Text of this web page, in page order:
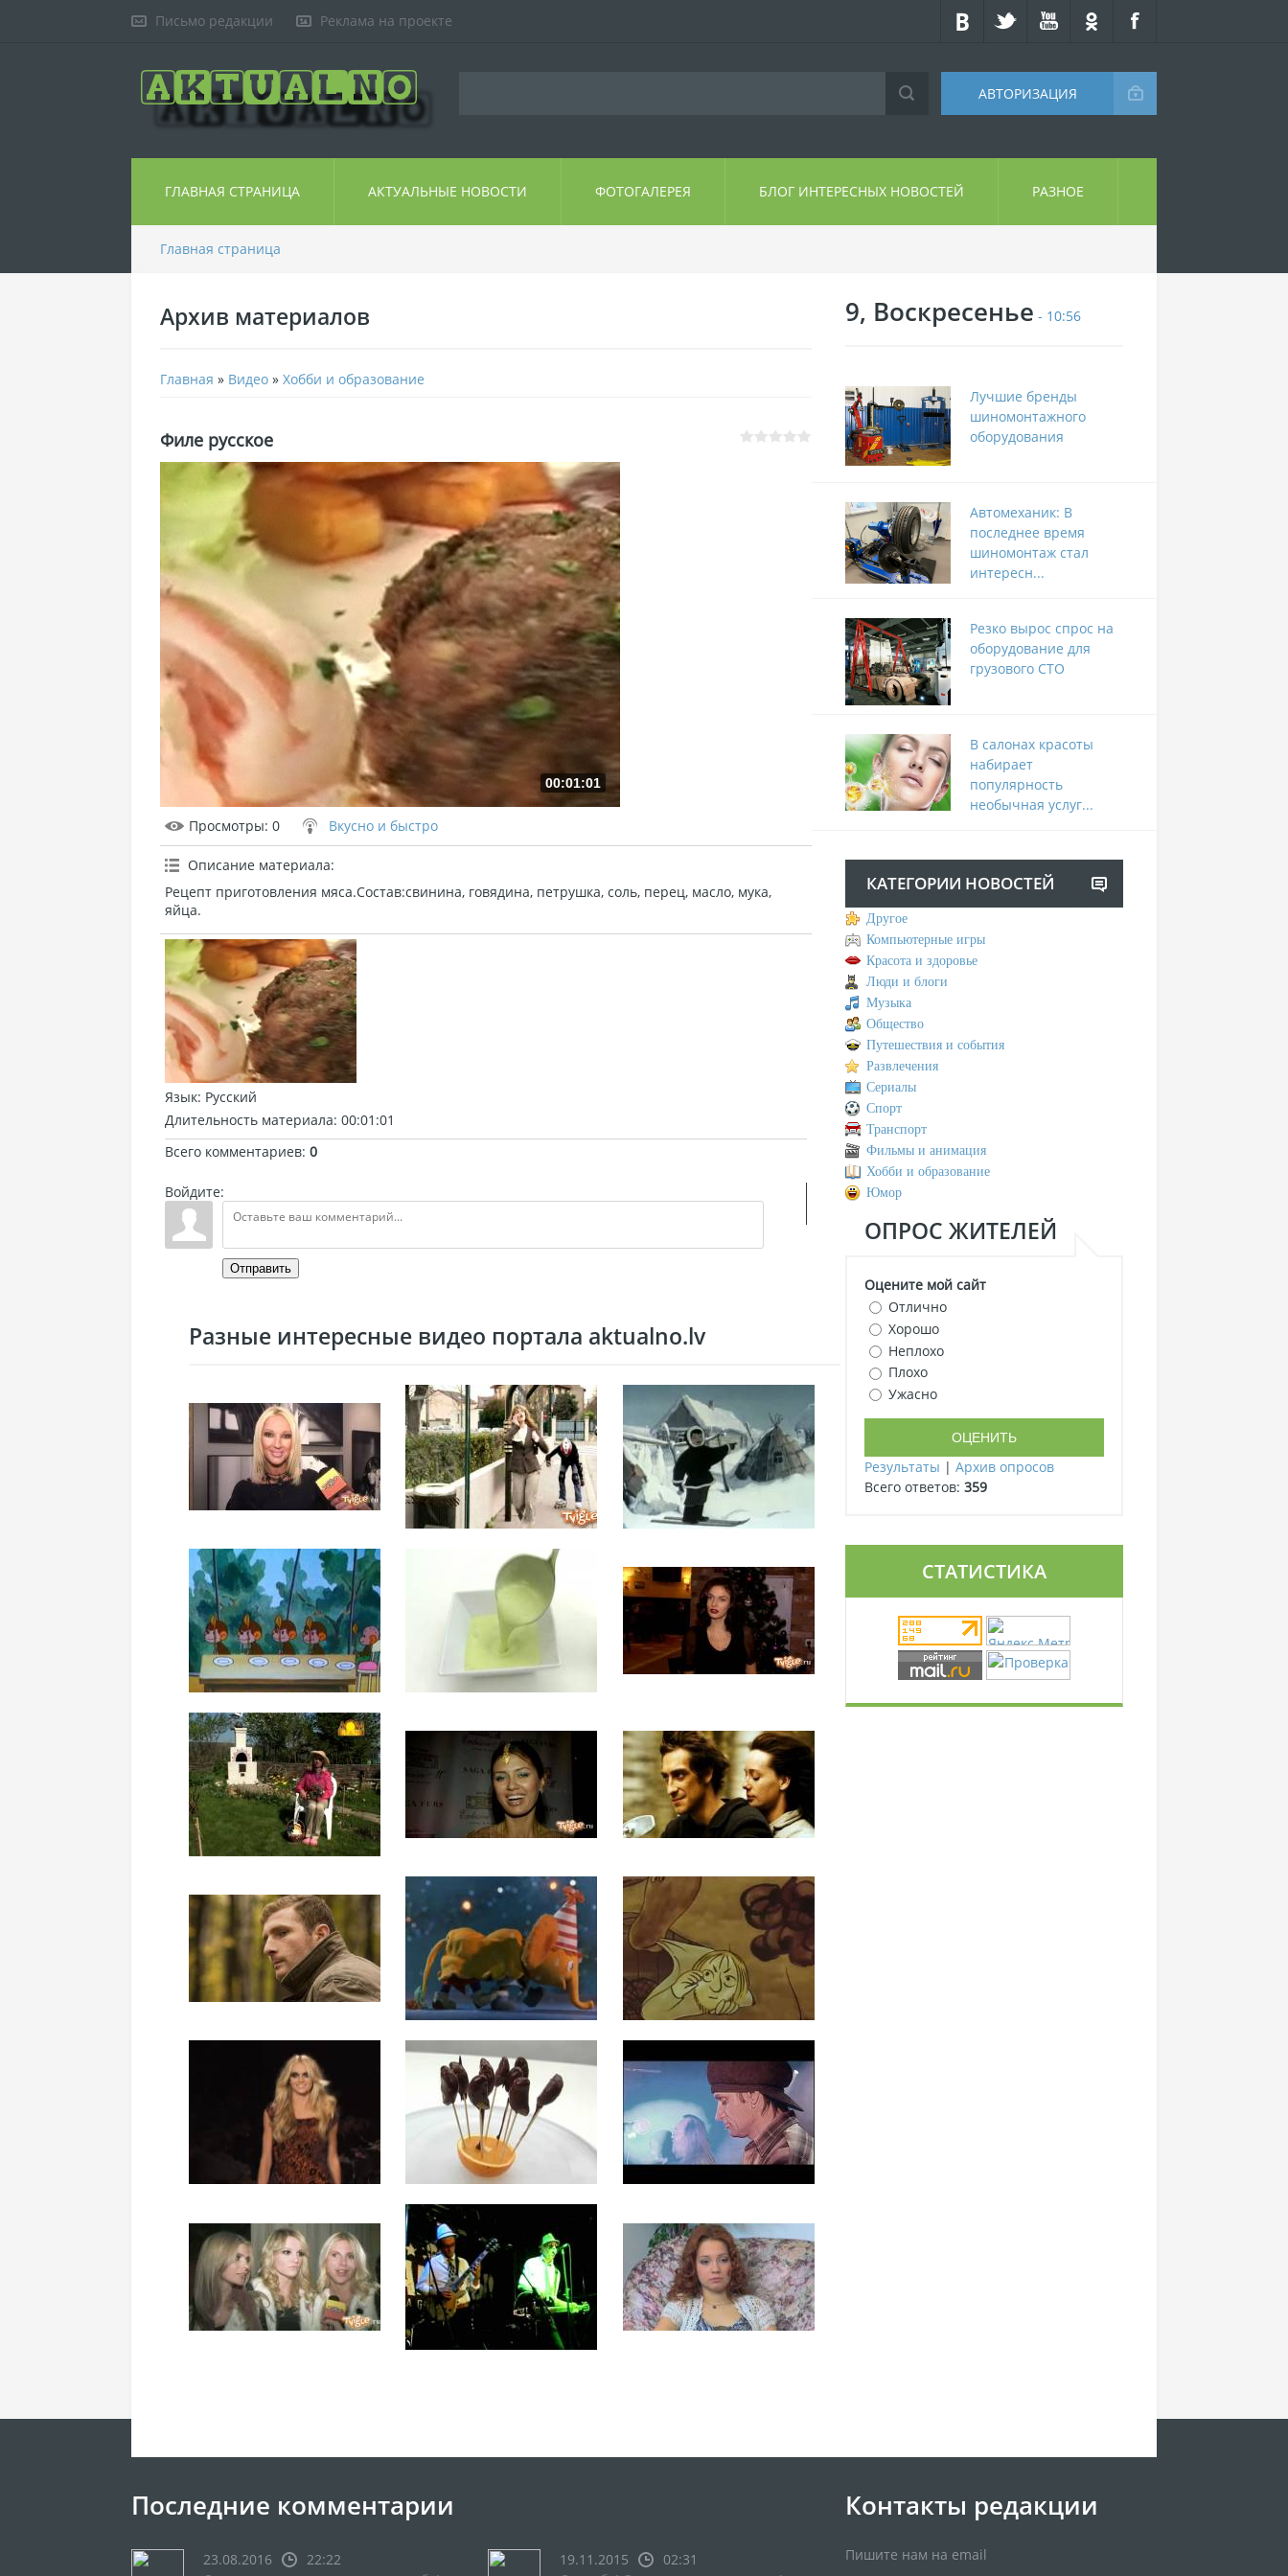
Письмо редакции Реклама на проекте
АВТОРИЗАЦИЯ
ГЛАВНАЯ СТРАНИЦА АКТУАЛЬНЫЕ НОВОСТИ ФОТОГАЛЕРЕЯ БЛОГ ИНТЕРЕСНЫХ НОВОСТЕЙ РАЗНОЕ
Главная страница
Архив материалов
Главная » Видео » Хобби и образование
Филе русское
00:01:01
Просмотры: 0 Вкусно и быстро
Описание материала:
Рецепт приготовления мяса.Состав:свинина, говядина, петрушка, соль, перец, масло, мука,
яйца.
Язык: Русский
Длительность материала: 00:01:01
Всего комментариев: 0
Войдите:
Отправить
Разные интересные видео портала aktualno.lv
9, Воскресенье - 10:56
Лучшие бренды
шиномонтажного
оборудования
Автомеханик: В
последнее время
шиномонтаж стал
интересн...
Резко вырос спрос на
оборудование для
грузового СТО
В салонах красоты
набирает
популярность
необычная услуг...
КАТЕГОРИИ НОВОСТЕЙ
Другое
Компьютерные игры
Красота и здоровье
Люди и блоги
Музыка
Общество
Путешествия и события
Развлечения
Сериалы
Спорт
Транспорт
Фильмы и анимация
Хобби и образование
Юмор
ОПРОС ЖИТЕЛЕЙ
Оцените мой сайт
Отлично
Хорошо
Неплохо
Плохо
Ужасно
Результаты | Архив опросов
Всего ответов: 359
СТАТИСТИКА
Последние комментарии
23.08.2016
22:22
19.11.2015
02:31
Контакты редакции
Пишите нам на email